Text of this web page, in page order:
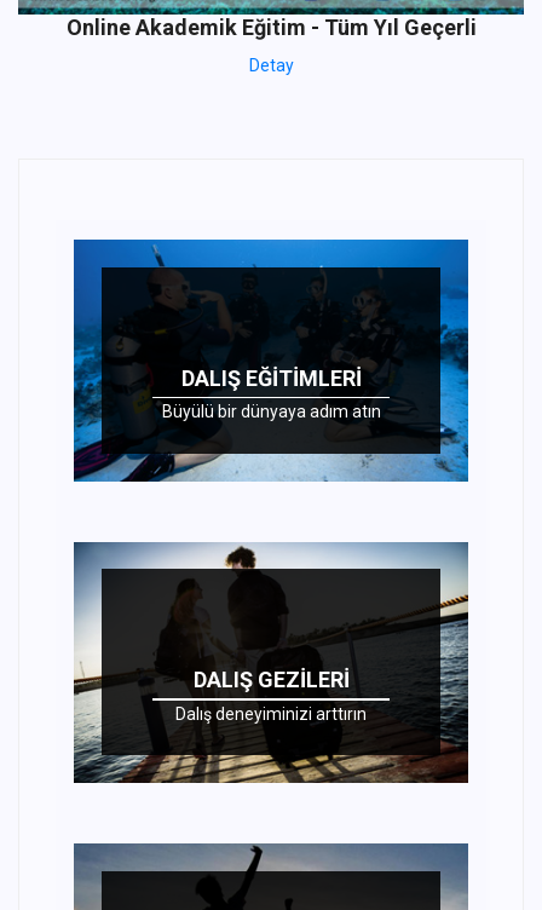
Online Akademik Eğitim - Tüm Yıl Geçerli
Detay
DALIŞ EĞITIMLERI
Büyülü bir dünyaya adım atın
DALIŞ GEZILERI
Dalış deneyiminizi arttırın